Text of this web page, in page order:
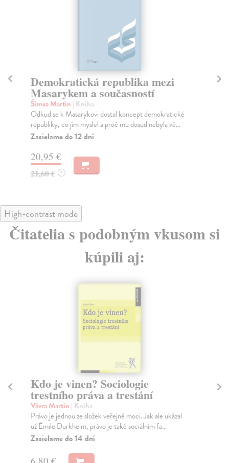
Demokratická republika mezi
Masarykem a současností
Šimsa Martin | Kniha
Odkud se k Masarykovi dostal koncept demokratické
republiky, co jím myslel a proč mu dosud nebyla vě...
Zasielame do 12 dní
20,95 €
21,60 € ?
High-contrast mode
Čitatelia s podobným vkusom si
kúpili aj:
Kdo je vinen? Sociologie
trestního práva a trestání
Vávra Martin | Kniha
Právo je jednou ze složek veřejné moci. Jak ale ukázal
už Émile Durkheim, právo je také sociálním fa...
Zasielame do 14 dní